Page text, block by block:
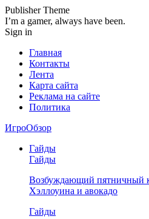
Publisher Theme
I’m a gamer, always have been.
Sign in
Главная
Контакты
Лента
Карта сайта
Реклама на сайте
Политика
ИгроОбзор
Гайды
Гайды
Возбуждающий пятничный
Хэллоуина и авокадо
Гайды